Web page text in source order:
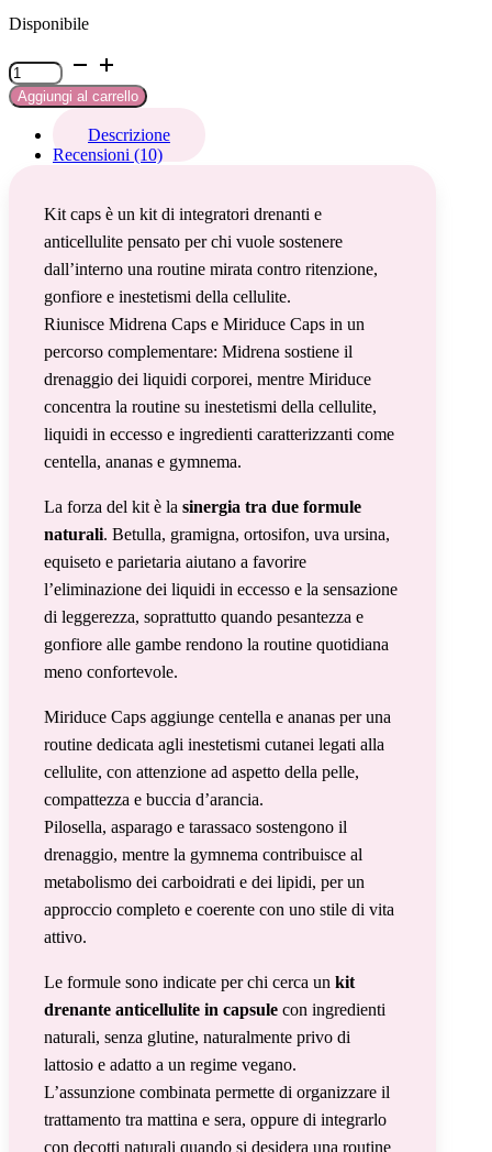
Disponibile
Kit
caps
quantità
Aggiungi al carrello
Descrizione
Recensioni (10)
Kit caps è un kit di integratori drenanti e
anticellulite pensato per chi vuole sostenere
dall’interno una routine mirata contro ritenzione,
gonfiore e inestetismi della cellulite.
Riunisce Midrena Caps e Miriduce Caps in un
percorso complementare: Midrena sostiene il
drenaggio dei liquidi corporei, mentre Miriduce
concentra la routine su inestetismi della cellulite,
liquidi in eccesso e ingredienti caratterizzanti come
centella, ananas e gymnema.
La forza del kit è la sinergia tra due formule
naturali. Betulla, gramigna, ortosifon, uva ursina,
equiseto e parietaria aiutano a favorire
l’eliminazione dei liquidi in eccesso e la sensazione
di leggerezza, soprattutto quando pesantezza e
gonfiore alle gambe rendono la routine quotidiana
meno confortevole.
Miriduce Caps aggiunge centella e ananas per una
routine dedicata agli inestetismi cutanei legati alla
cellulite, con attenzione ad aspetto della pelle,
compattezza e buccia d’arancia.
Pilosella, asparago e tarassaco sostengono il
drenaggio, mentre la gymnema contribuisce al
metabolismo dei carboidrati e dei lipidi, per un
approccio completo e coerente con uno stile di vita
attivo.
Le formule sono indicate per chi cerca un kit
drenante anticellulite in capsule con ingredienti
naturali, senza glutine, naturalmente privo di
lattosio e adatto a un regime vegano.
L’assunzione combinata permette di organizzare il
trattamento tra mattina e sera, oppure di integrarlo
con decotti naturali quando si desidera una routine